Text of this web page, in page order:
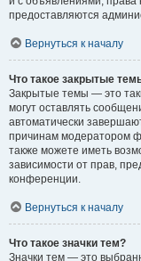
предоставляются
Вернуться к началу
Что такое закрытые
Закрытые темы — это
могут оставлять
автоматически
причинам модератором
также можете иметь
зависимости от прав,
конференции.
Вернуться к началу
Что такое значки тем?
Значки тем — это